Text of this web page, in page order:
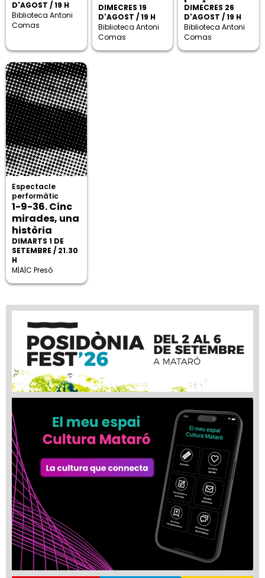
D'AGOST / 19 H
Biblioteca Antoni
Comas
DIMECRES 19
D'AGOST / 19 H
Biblioteca Antoni
Comas
DIMECRES 26
D'AGOST / 19 H
Biblioteca Antoni
Comas
Espectacle
performàtic
1-9-36. Cinc
mirades, una
història
DIMARTS 1 DE
SETEMBRE / 21.30
H
M|A|C Presó